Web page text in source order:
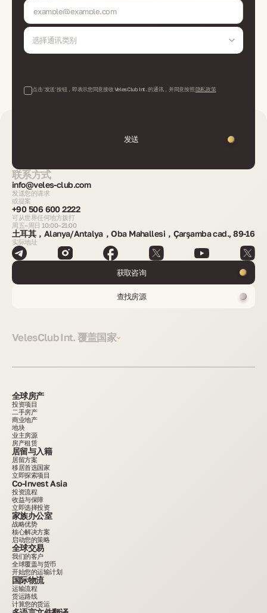
选择通讯类别
点击 '发送' 按钮，即表示您同意接收 VelesClub Int. 的通讯，并同意按照隐私政策
发送
联系方式
info@veles-club.com
发送您的请求
或提案
+90 506 600 2222
可从世界任何地方拨打
周五–周日 10:00–21:00
土耳其，Alanya/Antalya，Oba Mahallesi，Çarşamba cad., 89-16
实际地址
获取咨询
查找房源
VelesClub Int. 覆盖国家
全球房产
投资项目
二手房产
商业地产
地块
业主房源
房产租赁
居留与入籍
居留方案
移居首选国家
立即探索项目
Co-Invest Asia
投资流程
收益与保障
立即选择投资
家族办公室
战略优势
核心解决方案
启动您的策略
全球交易
我们的客户
全球覆盖与货币
开始您的运输计划
国际物流
运输流程
货运路线
计算您的货运